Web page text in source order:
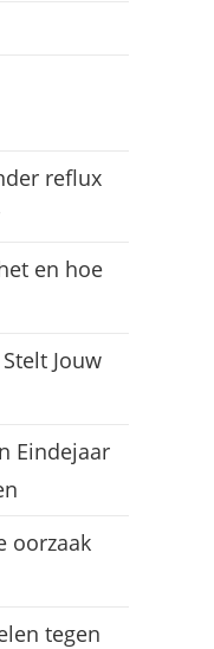
reflux
en hoe
Jouw
Eindejaar
oorzaak
tegen